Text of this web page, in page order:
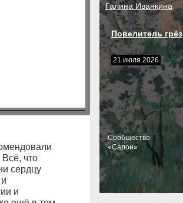
что
сердцу
и
Галина Иванкина
Повелитель грёз
21 июля 2026
Cообщество
«Салон»